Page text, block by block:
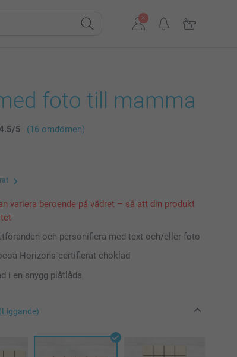
foto till mamma
/5 (16 omdömen)
variera beroende på vädret – så att din produkt
och personifiera med text och/eller foto
Horizons-certifierat choklad
i en snygg plåtlåda
(Liggande)